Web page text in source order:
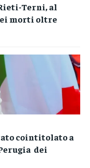
Terni, al
morti oltre
cointitolato a
dei